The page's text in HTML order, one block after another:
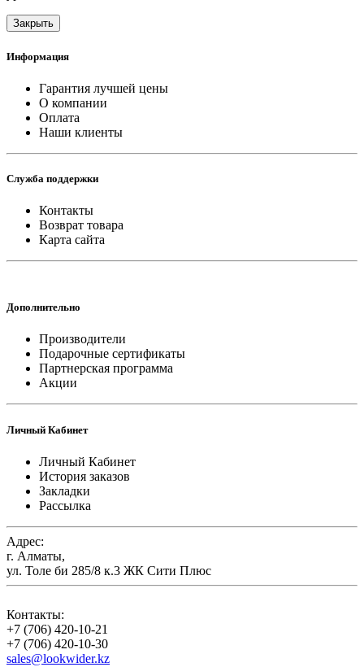
Закрыть
Информация
Гарантия лучшей цены
О компании
Оплата
Наши клиенты
Служба поддержки
Контакты
Возврат товара
Карта сайта
Дополнительно
Производители
Подарочные сертификаты
Партнерская программа
Акции
Личный Кабинет
Личный Кабинет
История заказов
Закладки
Рассылка
Адрес:
г. Алматы,
ул. Толе би 285/8 к.3 ЖК Сити Плюс
Контакты:
+7 (706) 420-10-21
+7 (706) 420-10-30
sales@lookwider.kz